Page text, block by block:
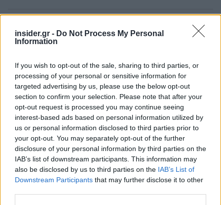
insider.gr - Do Not Process My Personal
Information
If you wish to opt-out of the sale, sharing to third parties, or
processing of your personal or sensitive information for
targeted advertising by us, please use the below opt-out
section to confirm your selection. Please note that after your
opt-out request is processed you may continue seeing
interest-based ads based on personal information utilized by
us or personal information disclosed to third parties prior to
your opt-out. You may separately opt-out of the further
disclosure of your personal information by third parties on the
IAB’s list of downstream participants. This information may
also be disclosed by us to third parties on the IAB’s List of
Downstream Participants that may further disclose it to other
Ακολουθήστε το insider.gr στο Google News και μάθετε
πρώτοι όλες τιςειδήσεις από την Ελλάδα και τον κόσμο.